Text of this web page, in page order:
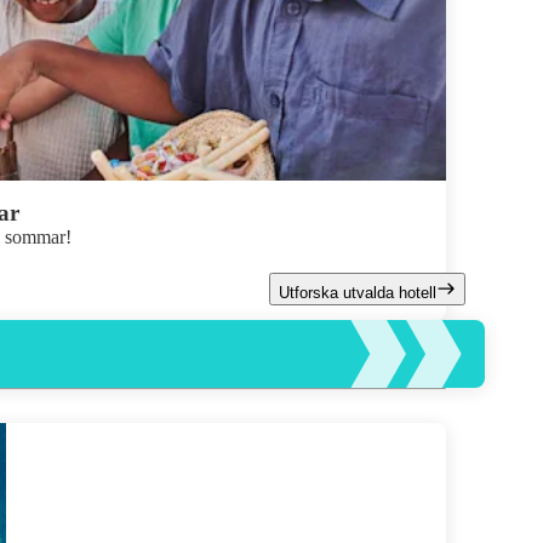
Utforska utvalda hotell